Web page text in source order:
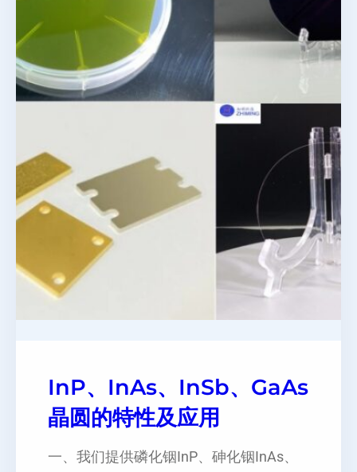
InP、InAs、InSb、GaAs
晶圆的特性及应用
一、我们提供磷化铟InP、砷化铟InAs、